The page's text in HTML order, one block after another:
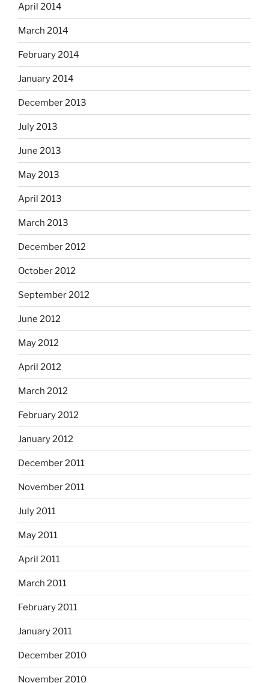
April 2014
March 2014
February 2014
January 2014
December 2013
July 2013
June 2013
May 2013
April 2013
March 2013
December 2012
October 2012
September 2012
June 2012
May 2012
April 2012
March 2012
February 2012
January 2012
December 2011
November 2011
July 2011
May 2011
April 2011
March 2011
February 2011
January 2011
December 2010
November 2010